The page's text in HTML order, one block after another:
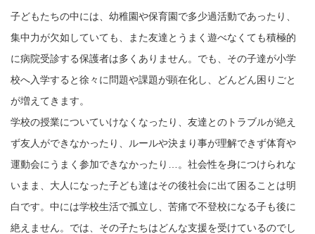
子どもたちの中には、幼稚園や保育園で多少過活動であったり、
集中力が欠如していても、また友達とうまく遊べなくても積極的
に病院受診する保護者は多くありません。でも、その子達が小学
校へ入学すると徐々に問題や課題が顕在化し、どんどん困りごと
が増えてきます。
学校の授業についていけなくなったり、友達とのトラブルが絶え
ず友人ができなかったり、ルールや決まり事が理解できず体育や
運動会にうまく参加できなかったり…。社会性を身につけられな
いまま、大人になった子ども達はその後社会に出て困ることは明
白です。中には学校生活で孤立し、苦痛で不登校になる子も後に
絶えません。では、その子たちはどんな支援を受けているのでし